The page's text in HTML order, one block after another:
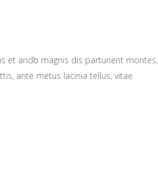
et andb magnis dis parturient montes,
ante metus lacinia tellus, vitae